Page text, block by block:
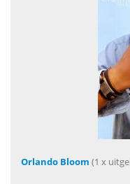
Orlando Bloom (1 x